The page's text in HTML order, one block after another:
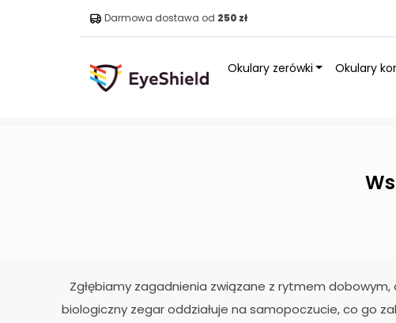
Darmowa dostawa od 250 zł
Okulary zerówki Okulary
Zgłębiamy zagadnienia związane z rytmem
biologiczny zegar oddziałuje na samopoczucie, co go